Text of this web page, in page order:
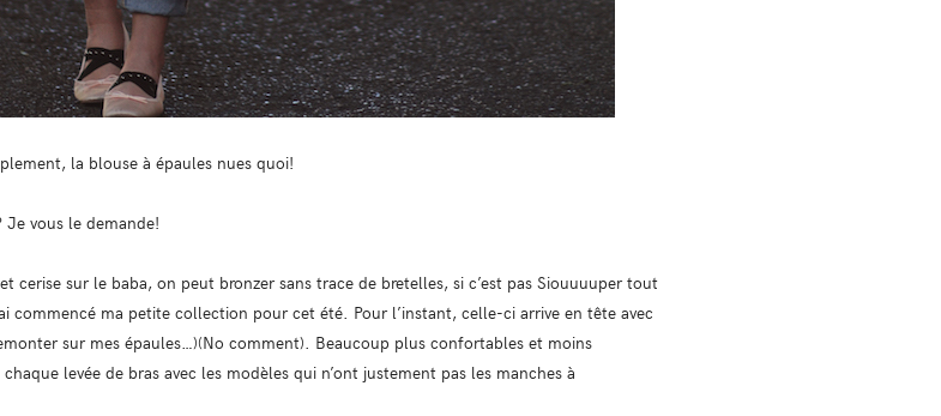
la blouse à épaules nues quoi!
vous le demande!
sur le baba, on peut bronzer sans trace de bretelles, si c’est pas Siouuuuper tout
commencé ma petite collection pour cet été. Pour l’instant, celle-ci arrive en tête avec
sur mes épaules…)(No comment). Beaucoup plus confortables et moins
levée de bras avec les modèles qui n’ont justement pas les manches à